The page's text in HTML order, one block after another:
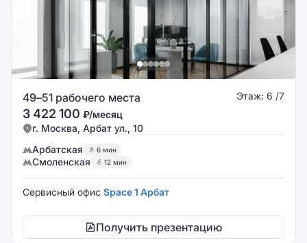
49–51 рабочего места Этаж: 6 /7
3 422 100 ₽/месяц
г. Москва, Арбат ул., 10
Арбатская
6 мин
Смоленская 12 мин
Сервисный офис Space 1 Арбат
Получить презентацию